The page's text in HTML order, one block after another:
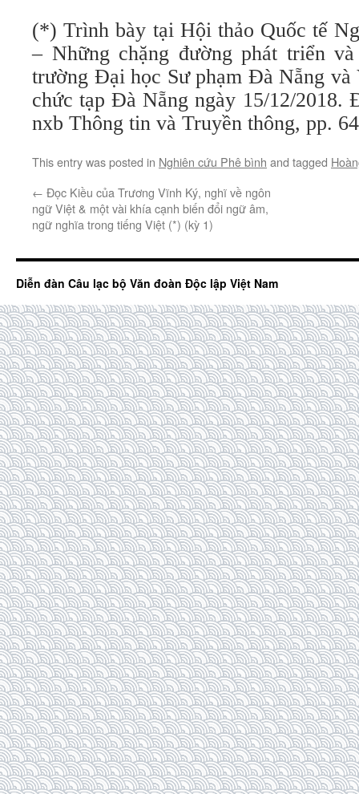
(*) Trình bày tại Hội thảo Quốc tế
– Những chặng đường phát triển
trường Đại học Sư phạm Đà Nẵng và
chức tạp Đà Nẵng ngày 15/12/2018.
nxb Thông tin và Truyền thông, pp.
This entry was posted in Nghiên cứu Phê bình and tagged
← Đọc Kiều của Trương Vĩnh Ký, nghĩ về ngôn
ngữ Việt & một vài khía cạnh biến đổi ngữ âm,
ngữ nghĩa trong tiếng Việt (*) (kỳ 1)
Diễn đàn Câu lạc bộ Văn đoàn Độc lập Việt Nam